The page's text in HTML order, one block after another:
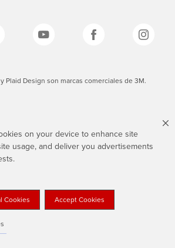
on your device to enhance site
usage, and deliver you advertisements
Cookies Accept Cookies
Plaid Design son marcas comerciales de 3M.